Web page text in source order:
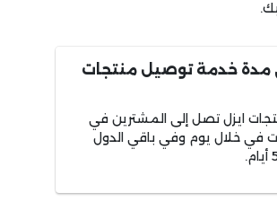
مدة خدمة توصيل منتجات
ايزل تصل إلى المشترين في
في خلال يوم وفي باقي الدول